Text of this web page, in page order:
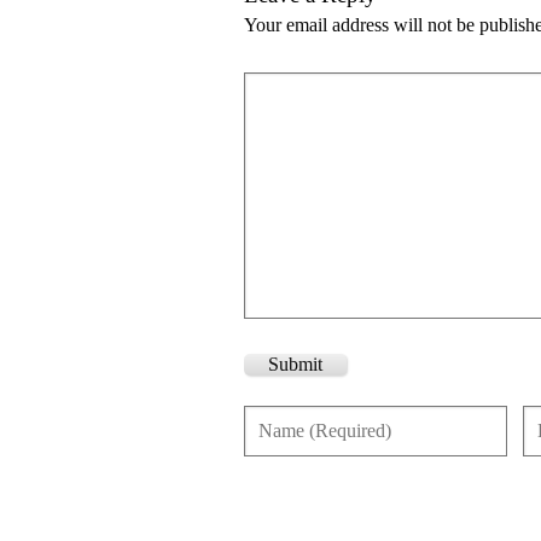
Your email address will not be
Submit